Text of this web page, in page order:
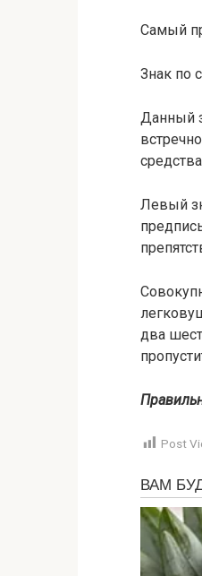
Самый
Знак по
Данный
Левый
два
Post